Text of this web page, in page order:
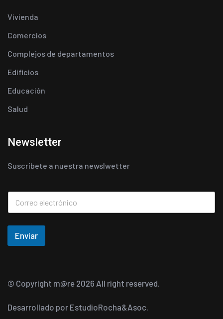
Vivienda
Comercios
Complejos de departamentos
Edificios
Educación
Salud
Newsletter
Suscríbete a nuestra newslwetter
Enviar
© Copyright m@re 2026 All right reserved.
Desarrollado por EstudioRocha&Asoc.